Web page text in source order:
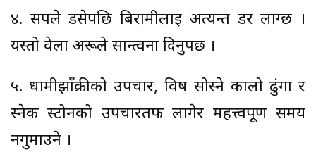
४. सर्पले डसेपछि बिरामीलाई अत्यन्त डर लाग्छ ।
यस्तो वेला अरूले सान्त्वना दिनुपर्छ ।
५. धामीझाँक्रीको उपचार, विष सोस्ने कालो ढुंगा र
स्नेक स्टोनको उपचारतर्फ लागेर महत्त्वपूर्ण समय
नगुमाउने ।